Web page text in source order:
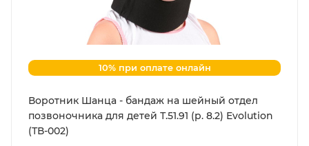
10% при оплате онлайн
Воротник Шанца - бандаж на шейный отдел
позвоночника для детей Т.51.91 (р. 8.2) Evolution
(ТВ-002)